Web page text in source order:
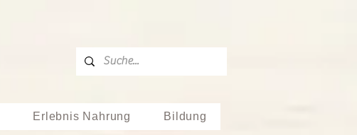
Erlebnis Nahrung Bildung